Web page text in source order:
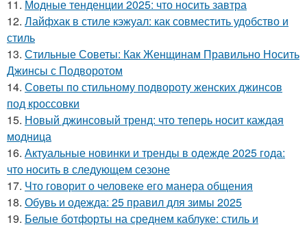
11. Модные тенденции 2025: что носить завтра
12. Лайфхак в стиле кэжуал: как совместить удобство и
стиль
13. Стильные Советы: Как Женщинам Правильно Носить
Джинсы с Подворотом
14. Советы по стильному подвороту женских джинсов
под кроссовки
15. Новый джинсовый тренд: что теперь носит каждая
модница
16. Актуальные новинки и тренды в одежде 2025 года:
что носить в следующем сезоне
17. Что говорит о человеке его манера общения
18. Обувь и одежда: 25 правил для зимы 2025
19. Белые ботфорты на среднем каблуке: стиль и